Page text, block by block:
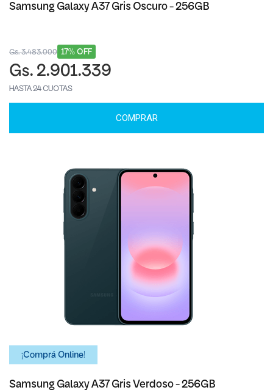
Samsung Galaxy A37 Gris Oscuro - 256GB
17% OFF
Gs. 3.483.000
Gs. 2.901.339
HASTA 24 CUOTAS
COMPRAR
¡Comprá Online!
Samsung Galaxy A37 Gris Verdoso - 256GB